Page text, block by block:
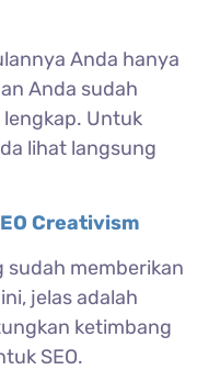
Anda hanya
Anda sudah
lengkap. Untuk
lihat langsung
Creativism
sudah memberikan
jelas adalah
ketimbang
SEO.